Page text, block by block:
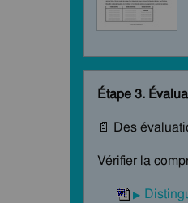
Étape 3.
📄 Des
Vérifier la